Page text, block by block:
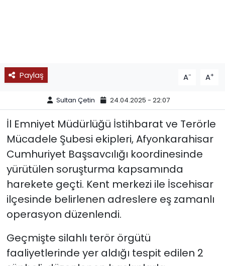
Paylaş A- A+
Sultan Çetin 24.04.2025 - 22:07
İl Emniyet Müdürlüğü İstihbarat ve Terörle
Mücadele Şubesi ekipleri, Afyonkarahisar
Cumhuriyet Başsavcılığı koordinesinde
yürütülen soruşturma kapsamında
harekete geçti. Kent merkezi ile İscehisar
ilçesinde belirlenen adreslere eş zamanlı
operasyon düzenlendi.
Geçmişte silahlı terör örgütü
faaliyetlerinde yer aldığı tespit edilen 2